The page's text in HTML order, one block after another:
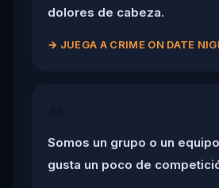
dolores de cabeza.
→ JUEGA A CRIME ON DATE
Somos un grupo o un
gusta un poco de